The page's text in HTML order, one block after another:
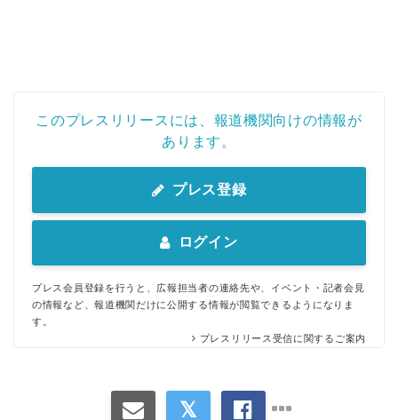
このプレスリリースには、報道機関向けの情報が
あります。
プレス登録
ログイン
プレス会員登録を行うと、広報担当者の連絡先や、イベント・記者会見
の情報など、報道機関だけに公開する情報が閲覧できるようになりま
す。
プレスリリース受信に関するご案内